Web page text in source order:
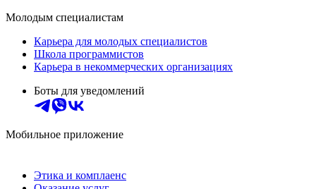
Молодым специалистам
Карьера для молодых специалистов
Школа программистов
Карьера в некоммерческих организациях
Боты для уведомлений
Мобильное приложение
Этика и комплаенс